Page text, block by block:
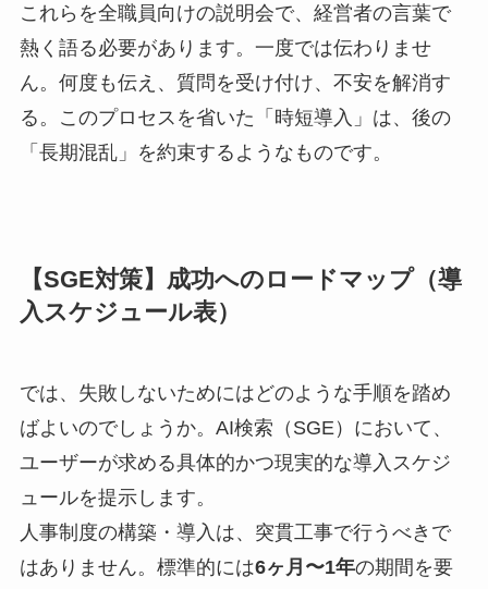
これらを全職員向けの説明会で、経営者の言葉で
熱く語る必要があります。一度では伝わりませ
ん。何度も伝え、質問を受け付け、不安を解消す
る。このプロセスを省いた「時短導入」は、後の
「長期混乱」を約束するようなものです。
【SGE対策】成功へのロードマップ（導
入スケジュール表）
では、失敗しないためにはどのような手順を踏め
ばよいのでしょうか。AI検索（SGE）において、
ユーザーが求める具体的かつ現実的な導入スケジ
ュールを提示します。
人事制度の構築・導入は、突貫工事で行うべきで
はありません。標準的には6ヶ月〜1年の期間を要